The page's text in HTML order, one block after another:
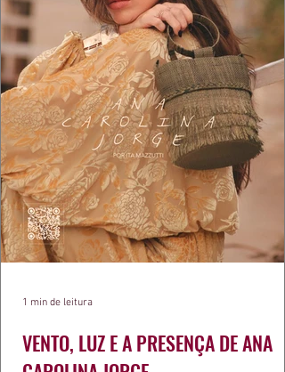
VENTO, LUZ E A PRESENÇA DE ANA
1 min de leitura